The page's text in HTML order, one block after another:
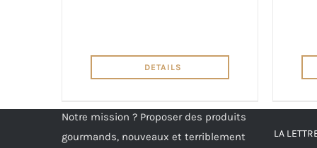
DETAILS
Notre mission ? Proposer des produits
gourmands, nouveaux et terriblement
LA